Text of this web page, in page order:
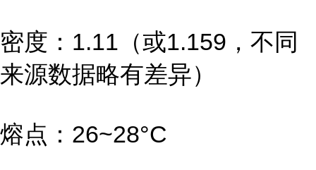
密度：1.11（或1.159，不同
来源数据略有差异）
熔点：26~28°C